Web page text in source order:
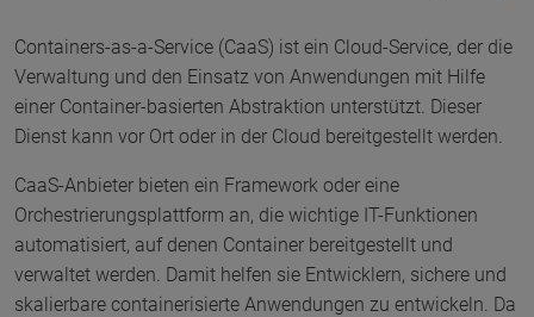
Containers-as-a-Service (CaaS) ist ein Cloud-Service, der die
Verwaltung und den Einsatz von Anwendungen mit Hilfe
einer Container-basierten Abstraktion unterstützt. Dieser
Dienst kann vor Ort oder in der Cloud bereitgestellt werden.
CaaS-Anbieter bieten ein Framework oder eine
Orchestrierungsplattform an, die wichtige IT-Funktionen
automatisiert, auf denen Container bereitgestellt und
verwaltet werden. Damit helfen sie Entwicklern, sichere und
skalierbare containerisierte Anwendungen zu entwickeln. Da